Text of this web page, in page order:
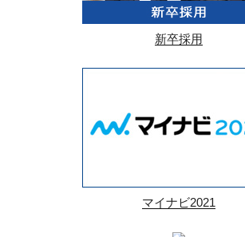
新卒採用
マイナビ2021